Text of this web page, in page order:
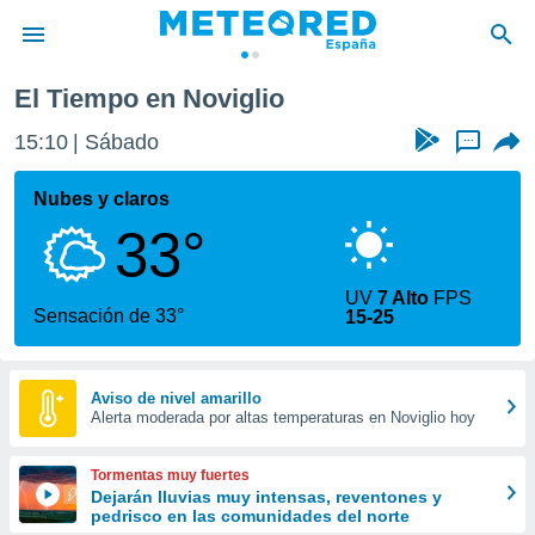
de
por
que se
calidad.
a este
las
y
forma
digital
basada
El Tiempo en Noviglio
15:10 Sábado ...
Nubes y claros
33°
Sensación de 33°
UV7 Alto FPS
15-25
Aviso de nivel amarillo
Alerta moderada por altas temperaturas en Noviglio hoy
Tormentas muy fuertes
Dejarán lluvias muy intensas, reventones y
pedrisco en las comunidades del norte